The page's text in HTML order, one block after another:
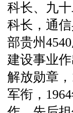
科长、九
科长，通
部贵州
建设事业
解放勋章
军衔，